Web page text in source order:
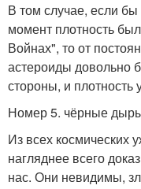
В том случае, если бы
момент плотность
Войнах", то от
астероиды довольно
стороны, и
Номер 5. чёрные
Из всех космических
нагляднее всего
нас. Они невидимы,